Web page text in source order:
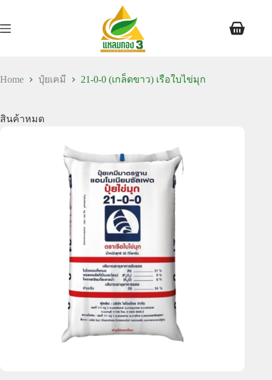
Home ปุ๋ยเคมี 21-0-0 (เกล็ดขาว) เรือใบไข่มุก
สินค้าหมด